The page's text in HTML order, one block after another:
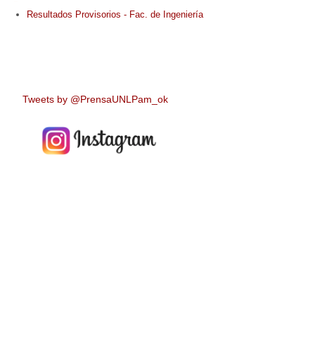
Resultados Provisorios - Fac. de Ingeniería
Tweets by @PrensaUNLPam_ok